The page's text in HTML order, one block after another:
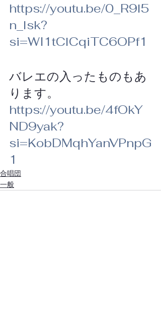
https://youtu.be/0_R9l5
n_lsk?
si=WI1tClCqiTC6OPf1
バレエの入ったものもあ
ります。
https://youtu.be/4fOkY
ND9yak?
si=KobDMqhYanVPnpG
1
合唱団
一般